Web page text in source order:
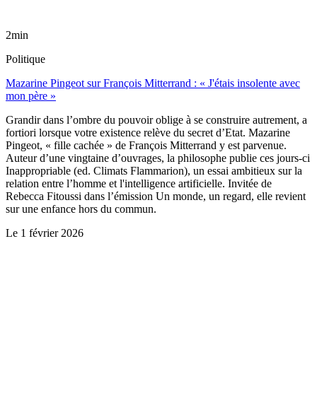
2min
Politique
Mazarine Pingeot sur François Mitterrand : « J'étais insolente avec
mon père »
Grandir dans l’ombre du pouvoir oblige à se construire autrement, a
fortiori lorsque votre existence relève du secret d’Etat. Mazarine
Pingeot, « fille cachée » de François Mitterrand y est parvenue.
Auteur d’une vingtaine d’ouvrages, la philosophe publie ces jours-ci
Inappropriable (ed. Climats Flammarion), un essai ambitieux sur la
relation entre l’homme et l'intelligence artificielle. Invitée de
Rebecca Fitoussi dans l’émission Un monde, un regard, elle revient
sur une enfance hors du commun.
Le 1 février 2026